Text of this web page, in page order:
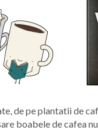
de pe plantatii de
boabele de cafea